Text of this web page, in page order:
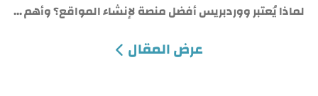
لماذا يُعتبر ووردبريس أفضل منصة لإنشاء المواقع؟ وأهم ...
عرض المقال